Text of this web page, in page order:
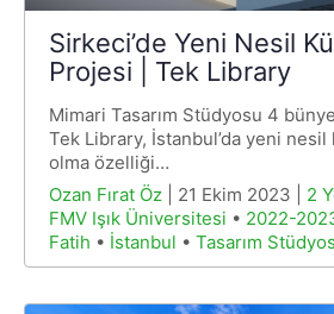
Sirkeci’de Yeni Nesil
Projesi | Tek Library
Mimari Tasarım Stüdyosu 4
Tek Library, İstanbul’da yeni nesil
olma özelliği…
Ozan Fırat Öz | 21 Ekim 2023 | 2
FMV Işık Üniversitesi • 2022-
Fatih • İstanbul • Tasarım